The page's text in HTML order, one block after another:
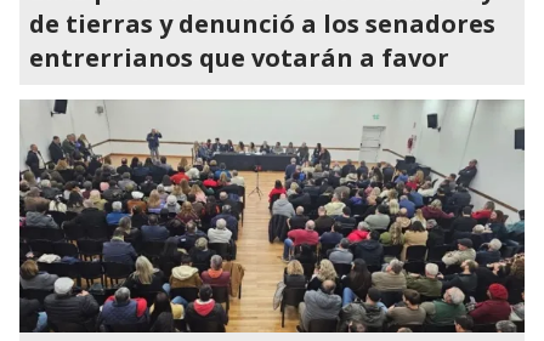
de tierras y denunció a los senadores
entrerrianos que votarán a favor